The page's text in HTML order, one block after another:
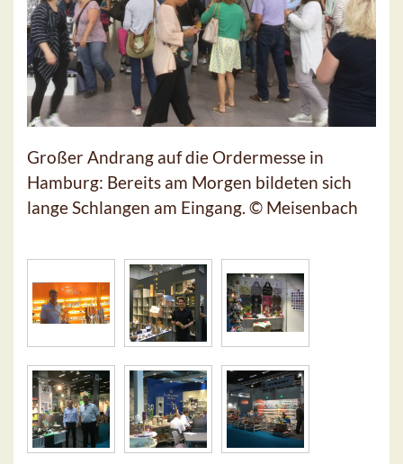
Großer Andrang auf die Ordermesse in
Hamburg: Bereits am Morgen bildeten sich
lange Schlangen am Eingang. © Meisenbach